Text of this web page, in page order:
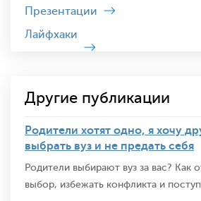
Презентации
Лайфхаки
Другие публикации
Родители хотят одно, я хочу
выбрать вуз и не предать себя
Родители выбирают вуз за вас? Как
выбор, избежать конфликта и